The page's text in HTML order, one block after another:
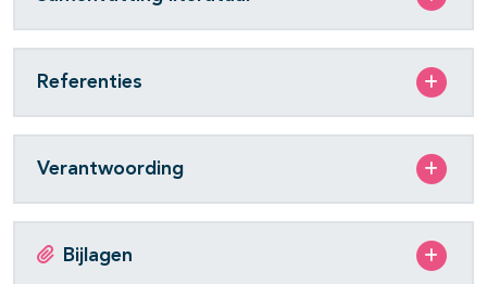
Referenties
Verantwoording
Bijlagen